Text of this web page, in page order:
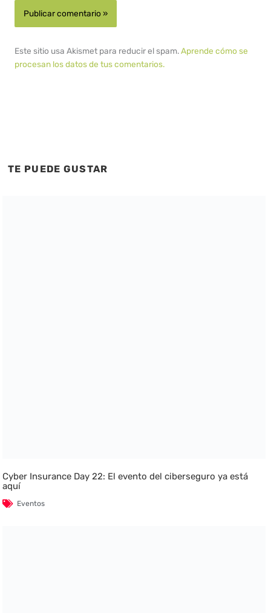
Este sitio usa Akismet para reducir el spam.Aprende cómo se
procesan los datos de tus comentarios.
TE PUEDE GUSTAR
Cyber Insurance Day 22: El evento del ciberseguro ya está
aquí
Eventos